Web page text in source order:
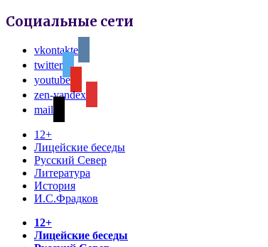
Социальные сети
vkontakte
twitter
youtube
zen-yandex
mail
12+
Лицейские беседы
Русский Север
Литература
История
И.С.Фрадков
12+
Лицейские беседы